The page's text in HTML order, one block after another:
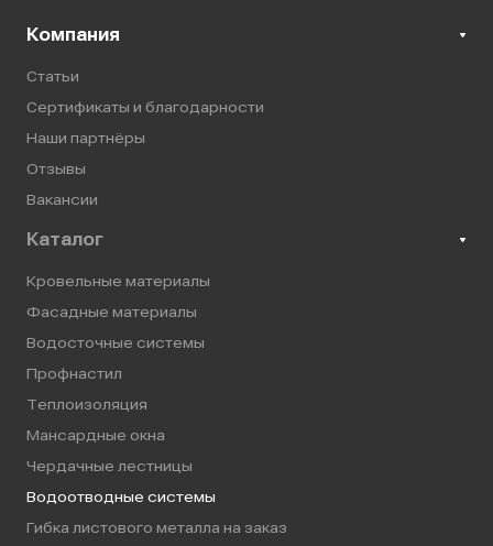
Компания
Статьи
Сертификаты и благодарности
Наши партнёры
Отзывы
Вакансии
Каталог
Кровельные материалы
Фасадные материалы
Водосточные системы
Профнастил
Теплоизоляция
Мансардные окна
Чердачные лестницы
Водоотводные системы
Гибка листового металла на заказ